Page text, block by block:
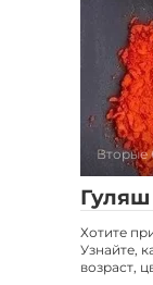
Вторые
Хотите
Узнайте,
возраст,